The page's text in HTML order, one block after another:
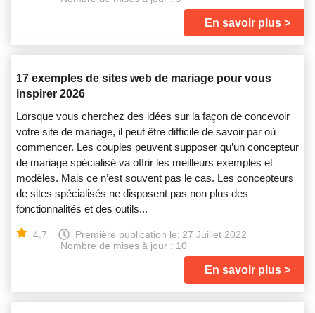
En savoir plus
17 exemples de sites web de mariage pour vous
inspirer 2026
Lorsque vous cherchez des idées sur la façon de concevoir
votre site de mariage, il peut être difficile de savoir par où
commencer. Les couples peuvent supposer qu’un concepteur
de mariage spécialisé va offrir les meilleurs exemples et
modèles. Mais ce n’est souvent pas le cas. Les concepteurs
de sites spécialisés ne disposent pas non plus des
fonctionnalités et des outils...
4.7 Première publication le: 27 Juillet 2022
Nombre de mises à jour : 10
En savoir plus